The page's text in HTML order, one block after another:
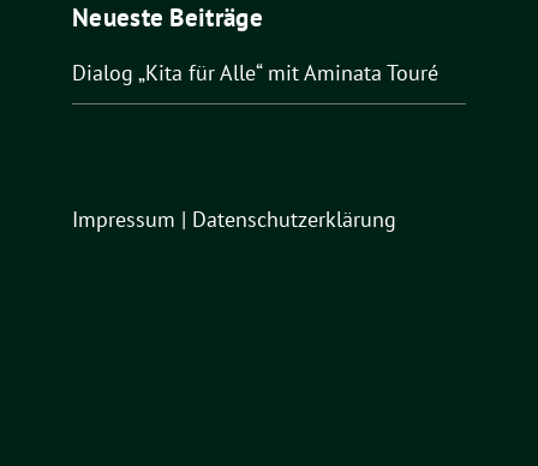
Neueste Beiträge
Dialog „Kita für Alle“ mit Aminata Touré
Impressum | Datenschutzerklärung